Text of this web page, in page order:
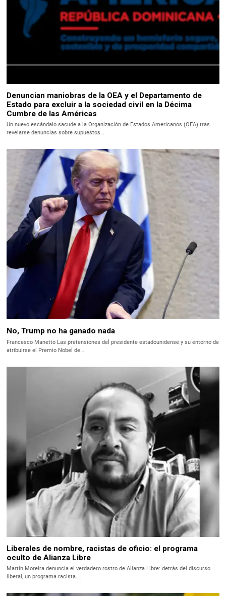
Denuncian maniobras de la OEA y el Departamento de
Estado para excluir a la sociedad civil en la Décima
Cumbre de las Américas
Un nuevo escándalo sacude a la Organización de Estados Americanos (OEA) tras
revelarse denuncias sobre supuestos…
No, Trump no ha ganado nada
Francesco Manetto Las pretensiones del presidente estadounidense y su entorno de
atribuirse el Premio Nobel de…
Liberales de nombre, racistas de oficio: el programa
oculto de Alianza Libre
Martín Moreira denuncia el verdadero rostro de Alianza Libre: detrás del discurso
liberal, un programa racista.…